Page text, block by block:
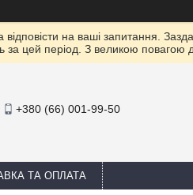
на ваші запитання.
за цей період. З великою
+380 (66) 001-99-50
ТА ОПЛАТА